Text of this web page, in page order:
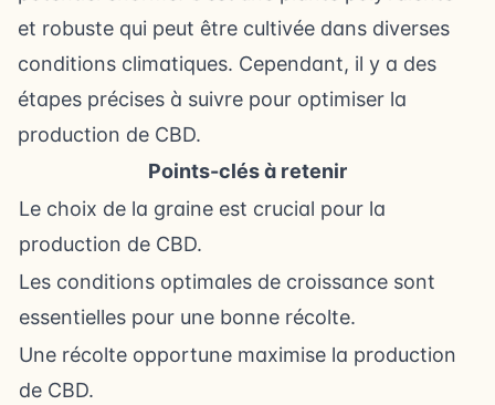
et robuste qui peut être cultivée dans diverses
conditions climatiques. Cependant, il y a des
étapes précises à suivre pour optimiser la
production de CBD.
Points-clés à retenir
Le choix de la graine est crucial pour la
production de CBD.
Les conditions optimales de croissance sont
essentielles pour une bonne récolte.
Une récolte opportune maximise la production
de CBD.